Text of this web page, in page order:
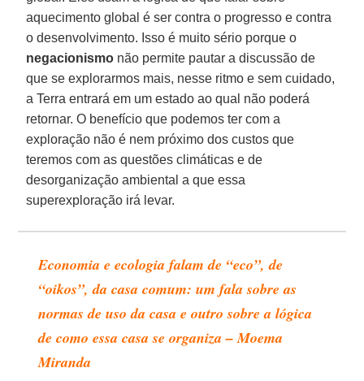
aquecimento global é ser contra o progresso e contra
o desenvolvimento. Isso é muito sério porque o
negacionismo não permite pautar a discussão de
que se explorarmos mais, nesse ritmo e sem cuidado,
a Terra entrará em um estado ao qual não poderá
retornar. O benefício que podemos ter com a
exploração não é nem próximo dos custos que
teremos com as questões climáticas e de
desorganização ambiental a que essa
superexploração irá levar.
Economia e ecologia falam de “eco”, de
“oikos”, da casa comum: um fala sobre as
normas de uso da casa e outro sobre a lógica
de como essa casa se organiza – Moema
Miranda